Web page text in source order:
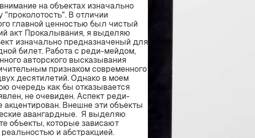
на объектах изначально
В отличии
главной ценностью был чистый
акт Прокалывания, я выделяю
изначально предназначеный для
билет. Работа с реди-мейдом,
авторского высказывания
признаком современного
десятилетий. Однако в моем
очередь как бы отказывается
не очевиден. Аспект реди-
акцентирован. Внешне эти объекты
авангардные. Я выделяю
объекты, которые зависают
и абстракцией.